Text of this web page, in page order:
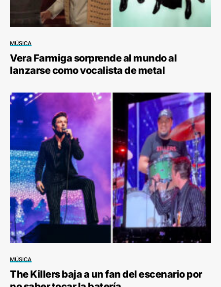
MÚSICA
Vera Farmiga sorprende al mundo al
lanzarse como vocalista de metal
MÚSICA
The Killers baja a un fan del escenario por